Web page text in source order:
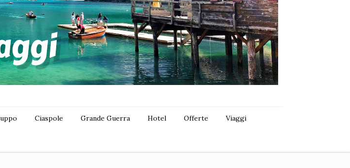
Ciaspole Grande Guerra Hotel Offerte Viaggi